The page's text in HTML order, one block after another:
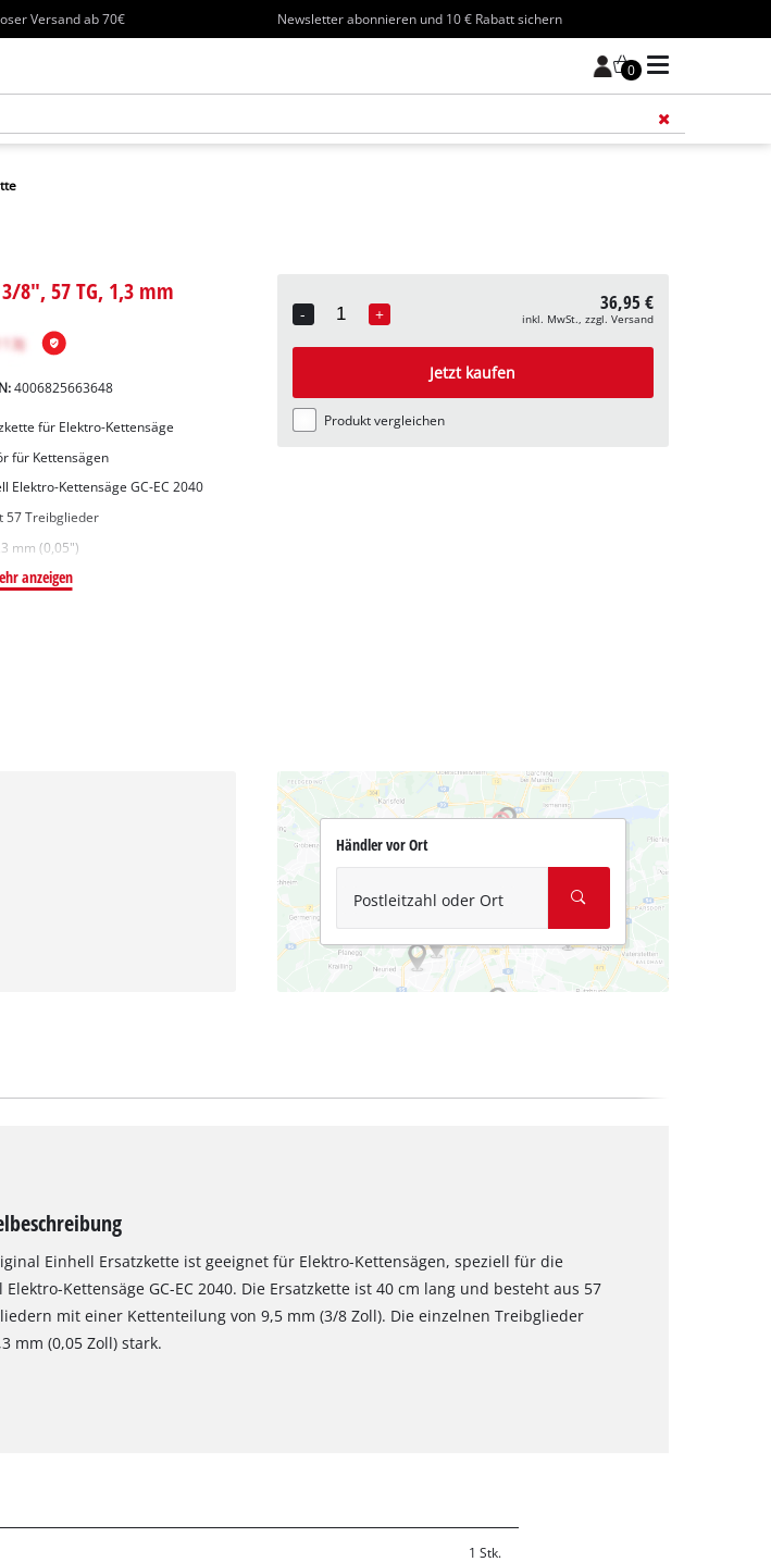
Versand ab 70€ Newsletter abonnieren und 10 € Rabatt sichern
0
8", 57 TG, 1,3 mm
4006825663648
für Elektro-Kettensäge
für Kettensägen
Elektro-Kettensäge GC-EC 2040
57 Treibglieder
mm (0,05")
anzeigen
-
Quantity
+ 36,95 €
inkl. MwSt., zzgl. Versand
Jetzt kaufen
Produkt vergleichen
Händler vor Ort
Postleitzahl oder Ort
Einhell Ersatzkette ist geeignet für Elektro-Kettensägen, speziell für die
Elektro-Kettensäge GC-EC 2040. Die Ersatzkette ist 40 cm lang und besteht aus 57
mit einer Kettenteilung von 9,5 mm (3/8 Zoll). Die einzelnen Treibglieder
mm (0,05 Zoll) stark.
1 Stk.